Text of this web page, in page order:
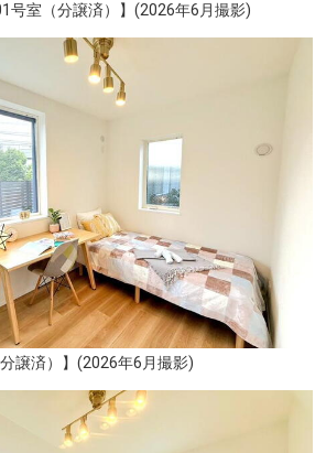
号室（分譲済）】(2026年6月撮影)
譲済）】(2026年6月撮影)